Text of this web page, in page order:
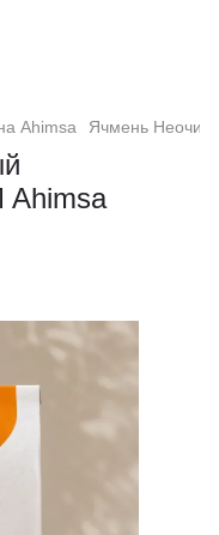
Ahimsa Ячмень
Ahimsa